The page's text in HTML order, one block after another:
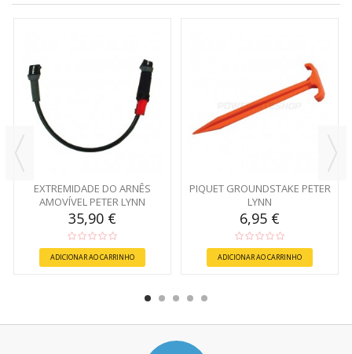
EXTREMIDADE DO ARNÊS
AMOVÍVEL PETER LYNN
35,90 €
ADICIONAR AO CARRINHO
PIQUET GROUNDSTAKE PETER
LYNN
6,95 €
ADICIONAR AO CARRINHO